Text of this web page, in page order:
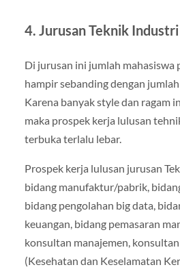
4. Jurusan Teknik Industri
Di jurusan ini jumlah mahasiswa
hampir sebanding dengan
Karena banyak style dan ragam
maka prospek kerja lulusan
terbuka terlalu lebar.
Prospek kerja lulusan jurusan
bidang manufaktur/pabrik,
bidang pengolahan big data,
keuangan, bidang pemasaran
konsultan manajemen,
(Kesehatan dan Keselamatan